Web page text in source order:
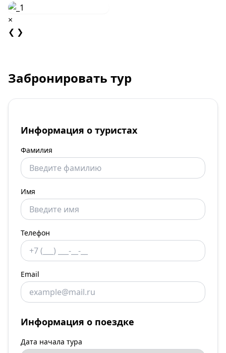
×
❮ ❯
Забронировать тур
Информация о туристах
Фамилия
Имя
Телефон
Email
Информация о поездке
Дата начала тура